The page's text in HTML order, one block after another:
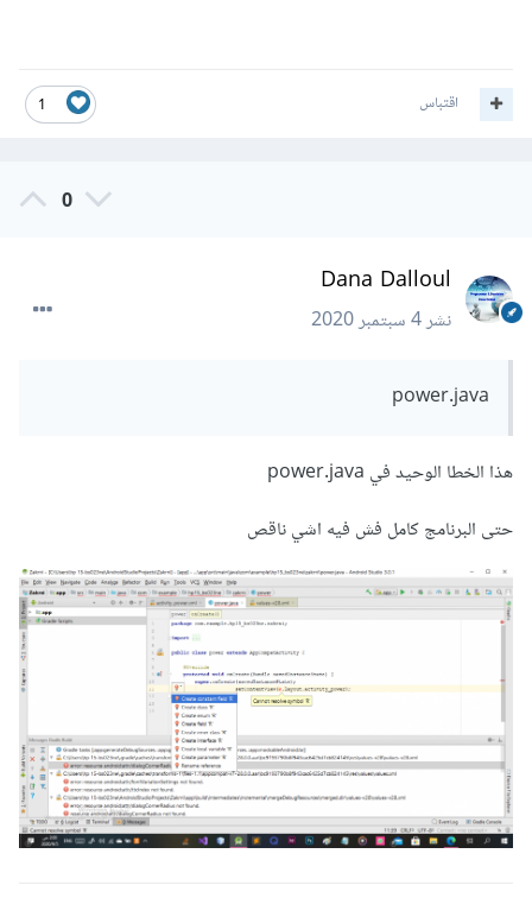
1 اقتباس
0
Dana Dalloul
نشر4 سبتمبر 2020
power.java
هذا الخطا الوحيد في power.java
حتى البرنامج كامل فش فيه اشي ناقص